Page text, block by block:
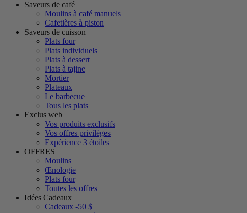
Saveurs de café
Moulins à café manuels
Cafetières à piston
Saveurs de cuisson
Plats four
Plats individuels
Plats à dessert
Plats à tajine
Mortier
Plateaux
Le barbecue
Tous les plats
Exclus web
Vos produits exclusifs
Vos offres privilèges
Expérience 3 étoiles
OFFRES
Moulins
Œnologie
Plats four
Toutes les offres
Idées Cadeaux
Cadeaux -50 $